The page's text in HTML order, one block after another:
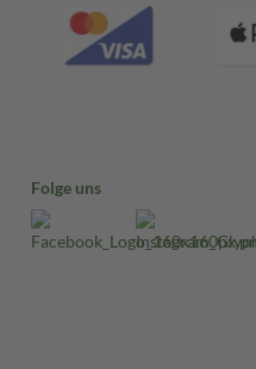
Folge uns